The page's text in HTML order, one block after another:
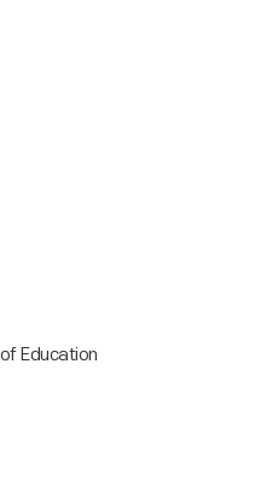
Education